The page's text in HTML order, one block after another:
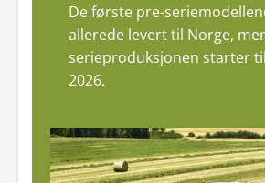
De første pre-
allerede levert til Norge,
serieproduksjonen starter
2026.